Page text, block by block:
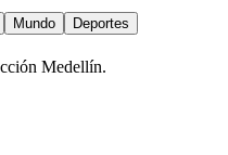
Mundo
Deportes
Medellín.